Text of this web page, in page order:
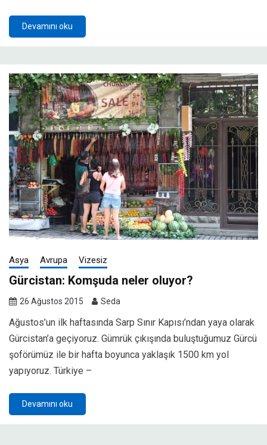
Devamını oku
Asya Avrupa Vizesiz
Gürcistan: Komşuda neler oluyor?
26 Ağustos 2015 Seda
Ağustos’un ilk haftasında Sarp Sınır Kapısı’ndan yaya olarak
Gürcistan’a geçiyoruz. Gümrük çıkışında buluştuğumuz Gürcü
şoförümüz ile bir hafta boyunca yaklaşık 1500 km yol
yapıyoruz. Türkiye –
Devamını oku